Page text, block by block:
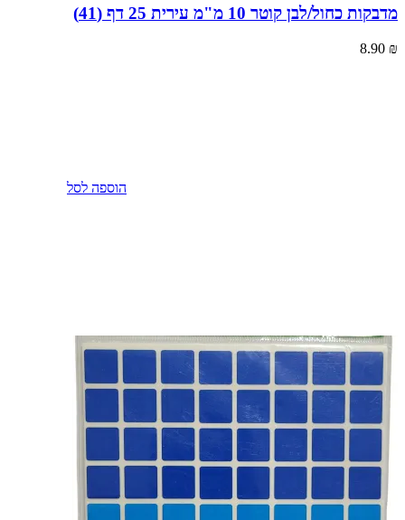
מדבקות כחול/לבן קוטר 10 מ"מ עירית 25 דף (41)
8.90 ₪
הוספה לסל